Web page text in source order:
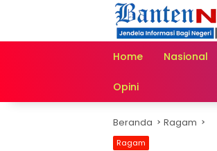
Home
Nasional
Opini
Beranda Ragam
Ragam